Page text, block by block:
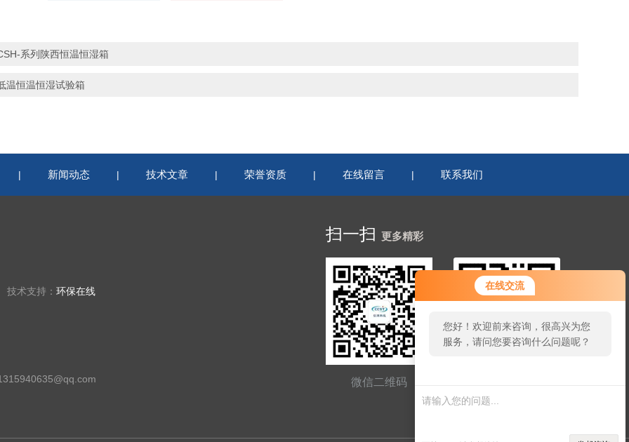
在线交流
您好！欢迎前来咨询，很高兴为您
服务，请问您要咨询什么问题呢？
系列陕西恒温恒湿箱
温恒温恒湿试验箱
| 新闻动态 | 技术文章 | 荣誉资质 | 在线留言 | 联系我们
技术支持： 环保在线
扫一扫 更多精彩
微信二维码